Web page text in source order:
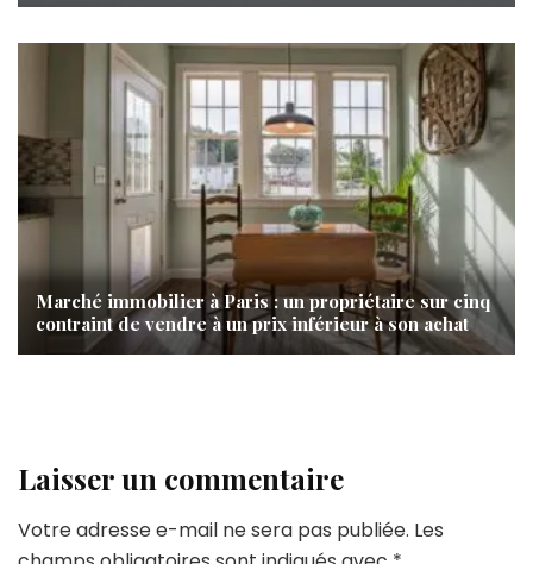
Marché immobilier à Paris : un propriétaire sur cinq
contraint de vendre à un prix inférieur à son achat
Laisser un commentaire
Votre adresse e-mail ne sera pas publiée. Les